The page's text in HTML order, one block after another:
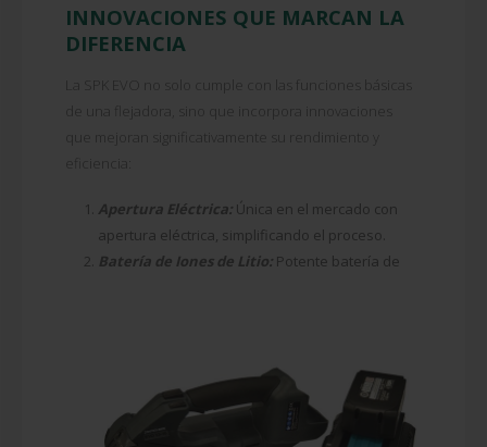
INNOVACIONES QUE MARCAN LA
DIFERENCIA
La SPK EVO no solo cumple con las funciones básicas
que mejoran significativamente su rendimiento y
Apertura Eléctrica: Única en el mercado con
apertura eléctrica, simplificando el proceso.
Batería de Iones de Litio:Potente batería de